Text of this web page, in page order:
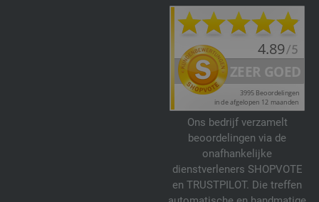
Ons bedrijf verzamelt
beoordelingen via de
onafhankelijke
dienstverleners SHOPVOTE
en TRUSTPILOT. Die treffen